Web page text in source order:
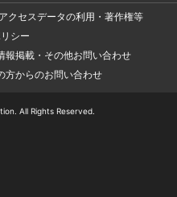
アクセスデータの利用・著作権等
シー
報掲載・その他お問い合わせ
方からのお問い合わせ
All Rights Reserved.